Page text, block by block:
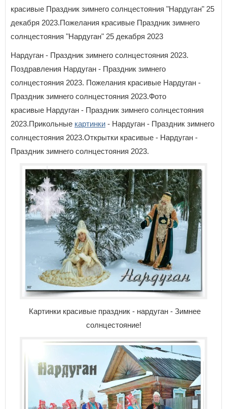
красивые Праздник зимнего солнцестояния "Нардуган" 25
декабря 2023.Пожелания красивые Праздник зимнего
солнцестояния "Нардуган" 25 декабря 2023
Нардуган - Праздник зимнего солнцестояния 2023.
Поздравления Нардуган - Праздник зимнего
солнцестояния 2023. Пожелания красивые Нардуган -
Праздник зимнего солнцестояния 2023.Фото
красивые Нардуган - Праздник зимнего солнцестояния
2023.Прикольные картинки - Нардуган - Праздник зимнего
солнцестояния 2023.Открытки красивые - Нардуган -
Праздник зимнего солнцестояния 2023.
Картинки красивые праздник - нардуган - Зимнее
солнцестояние!